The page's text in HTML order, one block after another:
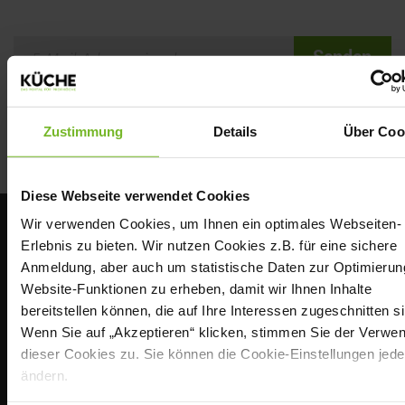
Zustimmung Details Über
Diese Webseite verwendet Cookies
Wir verwenden Cookies, um Ihnen ein optimales Webseiten-
Erlebnis zu bieten. Wir nutzen Cookies z.B. für eine sichere
Anmeldung, aber auch um statistische Daten zur
Website-Funktionen zu erheben, damit wir Ihnen Inhalte
bereitstellen können, die auf Ihre Interessen zugeschnitten
Wenn Sie auf „Akzeptieren“ klicken, stimmen Sie der
dieser Cookies zu. Sie können die Cookie-Einstellungen
ändern.
Senden
ÜBER UNS
Seit mehr als 142 Jahren ist KÜCHE, hrsg. vom